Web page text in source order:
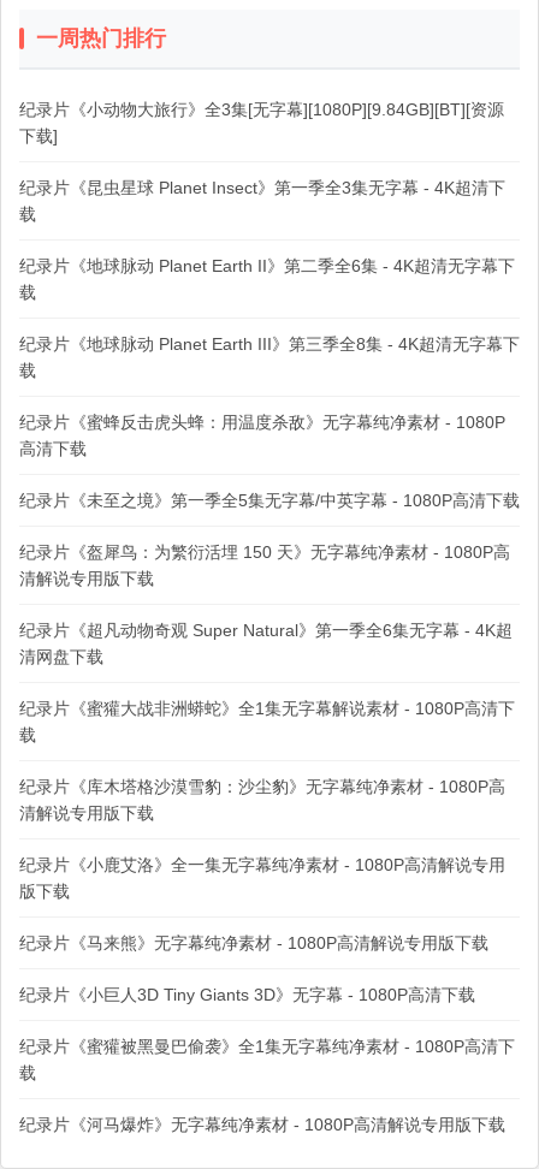
一周热门排行
纪录片《小动物大旅行》全3集[无字幕][1080P][9.84GB][BT][资源
下载]
纪录片《昆虫星球 Planet Insect》第一季全3集无字幕 - 4K超清下
载
纪录片《地球脉动 Planet Earth II》第二季全6集 - 4K超清无字幕下
载
纪录片《地球脉动 Planet Earth III》第三季全8集 - 4K超清无字幕下
载
纪录片《蜜蜂反击虎头蜂：用温度杀敌》无字幕纯净素材 - 1080P
高清下载
纪录片《未至之境》第一季全5集无字幕/中英字幕 - 1080P高清下载
纪录片《盔犀鸟：为繁衍活埋 150 天》无字幕纯净素材 - 1080P高
清解说专用版下载
纪录片《超凡动物奇观 Super Natural》第一季全6集无字幕 - 4K超
清网盘下载
纪录片《蜜獾大战非洲蟒蛇》全1集无字幕解说素材 - 1080P高清下
载
纪录片《库木塔格沙漠雪豹：沙尘豹》无字幕纯净素材 - 1080P高
清解说专用版下载
纪录片《小鹿艾洛》全一集无字幕纯净素材 - 1080P高清解说专用
版下载
纪录片《马来熊》无字幕纯净素材 - 1080P高清解说专用版下载
纪录片《小巨人3D Tiny Giants 3D》无字幕 - 1080P高清下载
纪录片《蜜獾被黑曼巴偷袭》全1集无字幕纯净素材 - 1080P高清下
载
纪录片《河马爆炸》无字幕纯净素材 - 1080P高清解说专用版下载